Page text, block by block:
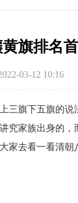
旗排名
03-12 10:16
三旗下五旗的
究家族出身的
家去看一看清朝